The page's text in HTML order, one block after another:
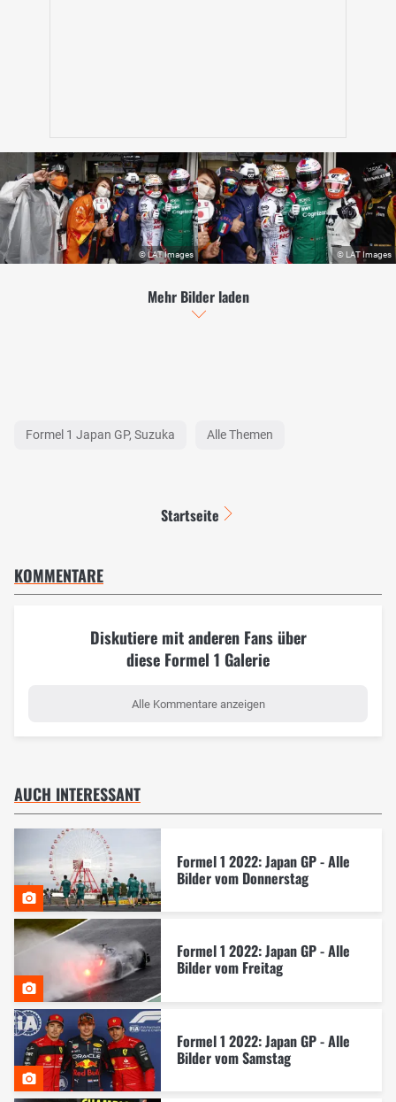
Mehr Bilder laden
Formel 1 Japan GP, Suzuka Alle Themen
Startseite
KOMMENTARE
Diskutiere mit anderen Fans über
diese Formel 1 Galerie
Alle Kommentare anzeigen
AUCH INTERESSANT
Formel 1 2022: Japan GP - Alle
Bilder vom Donnerstag
Formel 1 2022: Japan GP - Alle
Bilder vom Freitag
Formel 1 2022: Japan GP - Alle
Bilder vom Samstag